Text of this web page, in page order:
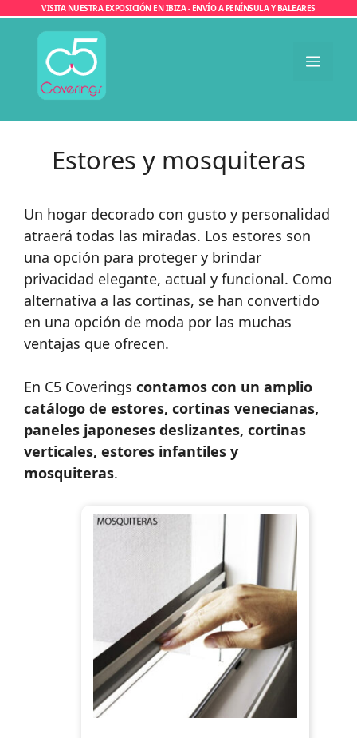
contenido
VISITA NUESTRA EXPOSICIÓN EN IBIZA - ENVÍO A PENÍNSULA Y BALEARES
Menú
Estores y mosquiteras
Un hogar decorado con gusto y personalidad
atraerá todas las miradas. Los estores son
una opción para proteger y brindar
privacidad elegante, actual y funcional. Como
alternativa a las cortinas, se han convertido
en una opción de moda por las muchas
ventajas que ofrecen.
En C5 Coverings contamos con un amplio
catálogo de estores, cortinas venecianas,
paneles japoneses deslizantes, cortinas
verticales, estores infantiles y
mosquiteras.